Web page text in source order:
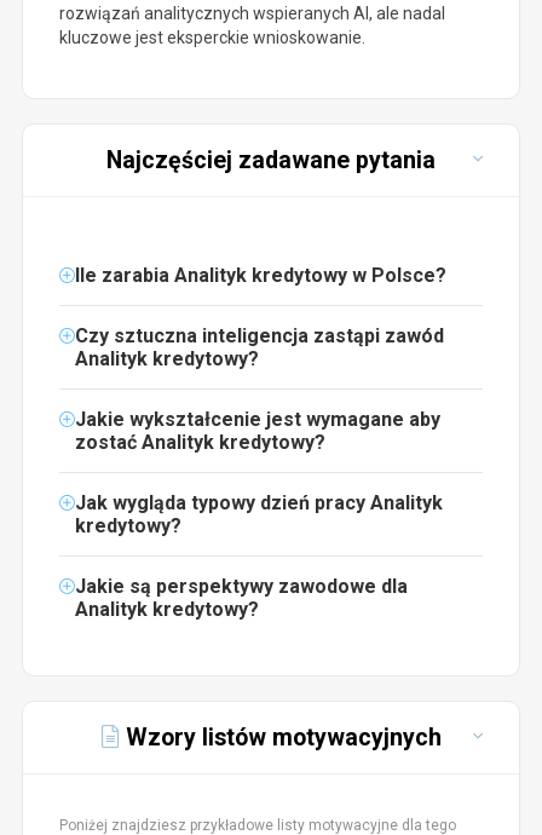
rozwiązań analitycznych wspieranych AI, ale nadal
kluczowe jest eksperckie wnioskowanie.
Najczęściej zadawane pytania
Ile zarabia Analityk kredytowy w Polsce?
Czy sztuczna inteligencja zastąpi zawód
Analityk kredytowy?
Jakie wykształcenie jest wymagane aby
zostać Analityk kredytowy?
Jak wygląda typowy dzień pracy Analityk
kredytowy?
Jakie są perspektywy zawodowe dla
Analityk kredytowy?
Wzory listów motywacyjnych
Poniżej znajdziesz przykładowe listy motywacyjne dla tego